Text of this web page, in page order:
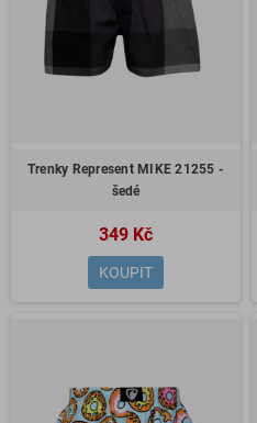
Trenky Represent MIKE 21255 -
šedé
349 Kč
KOUPIT